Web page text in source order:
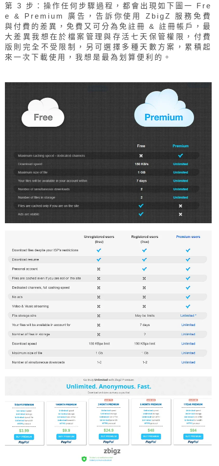
第 3 步：操作任何步驟過程，都會出現如下圖一 Fre
e & Premium 廣告，告訴你使用 ZbigZ 服務免費
與付費的差異，免費又可分為免註冊 & 註冊帳戶，最
大差異我想在於檔案管理與存活七天保管權限，付費
版則完全不受限制，另可選擇多種天數方案，累積起
來一次下載使用，我想是最為划算便利的。